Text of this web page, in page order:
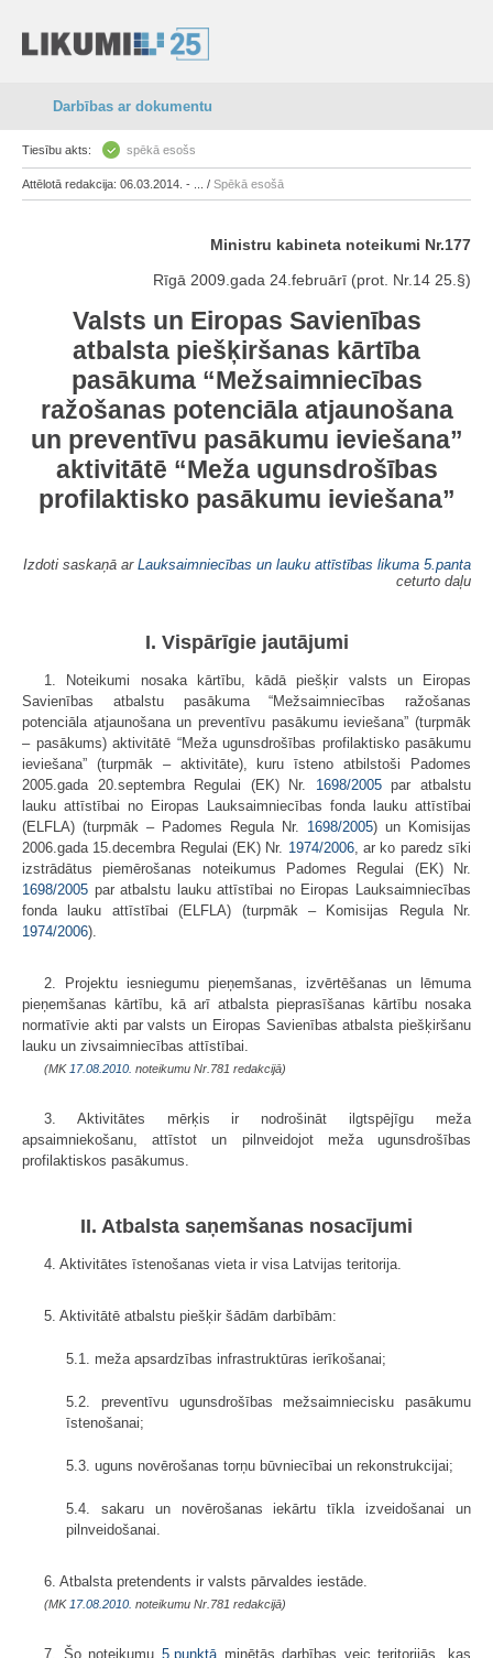
Darbības ar dokumentu
Tiesību akts: spēkā esošs
Attēlotā redakcija: 06.03.2014. - ... / Spēkā esošā
Ministru kabineta noteikumi Nr.177
Rīgā 2009.gada 24.februārī (prot. Nr.14 25.§)
Valsts un Eiropas Savienības
atbalsta piešķiršanas kārtība
pasākuma “Mežsaimniecības
ražošanas potenciāla atjaunošana
un preventīvu pasākumu ieviešana”
aktivitātē “Meža ugunsdrošības
profilaktisko pasākumu ieviešana”
Izdoti saskaņā ar Lauksaimniecības un lauku attīstības likuma 5.panta
ceturto daļu
I. Vispārīgie jautājumi
1. Noteikumi nosaka kārtību, kādā piešķir valsts un Eiropas
Savienības atbalstu pasākuma “Mežsaimniecības ražošanas
potenciāla atjaunošana un preventīvu pasākumu ieviešana” (turpmāk
– pasākums) aktivitātē “Meža ugunsdrošības profilaktisko pasākumu
ieviešana” (turpmāk – aktivitāte), kuru īsteno atbilstoši Padomes
2005.gada 20.septembra Regulai (EK) Nr. 1698/2005par atbalstu
lauku attīstībai no Eiropas Lauksaimniecības fonda lauku attīstībai
(ELFLA) (turpmāk – Padomes Regula Nr. 1698/2005) un Komisijas
2006.gada 15.decembra Regulai (EK) Nr. 1974/2006, ar ko paredz sīki
izstrādātus piemērošanas noteikumus Padomes Regulai (EK) Nr.
1698/2005 par atbalstu lauku attīstībai no Eiropas Lauksaimniecības
fonda lauku attīstībai (ELFLA) (turpmāk – Komisijas Regula Nr.
1974/2006).
2. Projektu iesniegumu pieņemšanas, izvērtēšanas un lēmuma
pieņemšanas kārtību, kā arī atbalsta pieprasīšanas kārtību nosaka
normatīvie akti par valsts un Eiropas Savienības atbalsta piešķiršanu
lauku un zivsaimniecības attīstībai.
(MK 17.08.2010. noteikumu Nr.781 redakcijā)
3. Aktivitātes mērķis ir nodrošināt ilgtspējīgu meža
apsaimniekošanu, attīstot un pilnveidojot meža ugunsdrošības
profilaktiskos pasākumus.
II. Atbalsta saņemšanas nosacījumi
4. Aktivitātes īstenošanas vieta ir visa Latvijas teritorija.
5. Aktivitātē atbalstu piešķir šādām darbībām:
5.1. meža apsardzības infrastruktūras ierīkošanai;
5.2. preventīvu ugunsdrošības mežsaimniecisku pasākumu
īstenošanai;
5.3. uguns novērošanas torņu būvniecībai un rekonstrukcijai;
5.4. sakaru un novērošanas iekārtu tīkla izveidošanai un
pilnveidošanai.
6. Atbalsta pretendents ir valsts pārvaldes iestāde.
(MK 17.08.2010. noteikumu Nr.781 redakcijā)
7. Šo noteikumu 5.punktāminētās darbības veic teritorijās, kas